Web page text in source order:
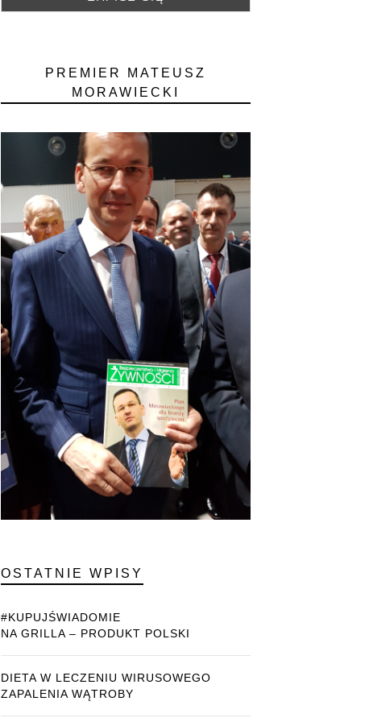
PREMIER MATEUSZ
MORAWIECKI
OSTATNIE WPISY
#KUPUJŚWIADOMIE
NA GRILLA – PRODUKT POLSKI
DIETA W LECZENIU WIRUSOWEGO
ZAPALENIA WĄTROBY